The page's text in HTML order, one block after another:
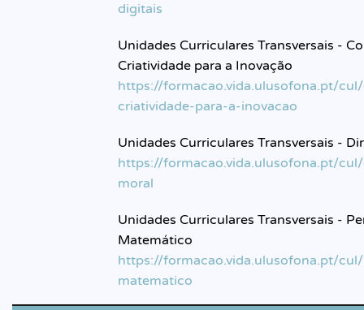
digitais
Unidades Curriculares Transversais -
Criatividade para a Inovação
https://formacao.vida.ulusofona.pt/
criatividade-para-a-inovacao
Unidades Curriculares Transversais -
https://formacao.vida.ulusofona.pt/
moral
Unidades Curriculares Transversais -
Matemático
https://formacao.vida.ulusofona.pt/
matematico